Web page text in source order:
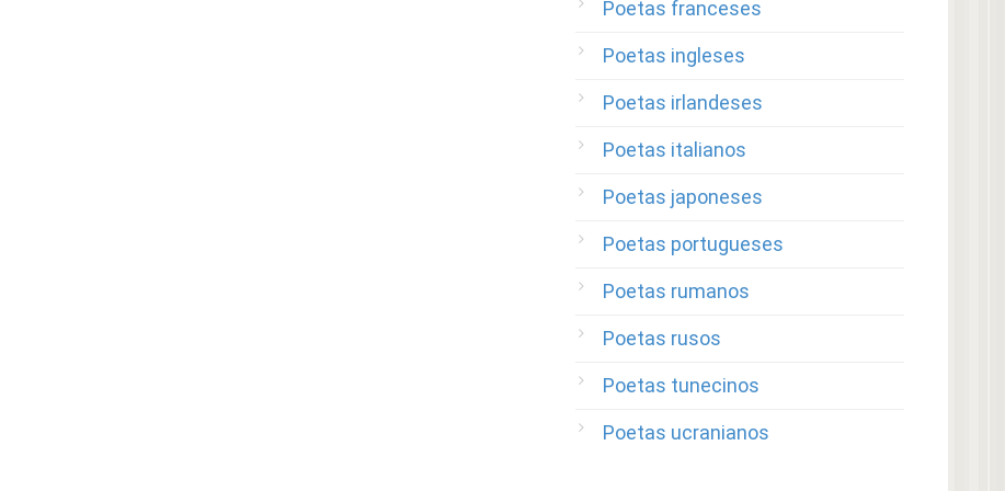
Poetas franceses
Poetas ingleses
Poetas irlandeses
Poetas italianos
Poetas japoneses
Poetas portugueses
Poetas rumanos
Poetas rusos
Poetas tunecinos
Poetas ucranianos